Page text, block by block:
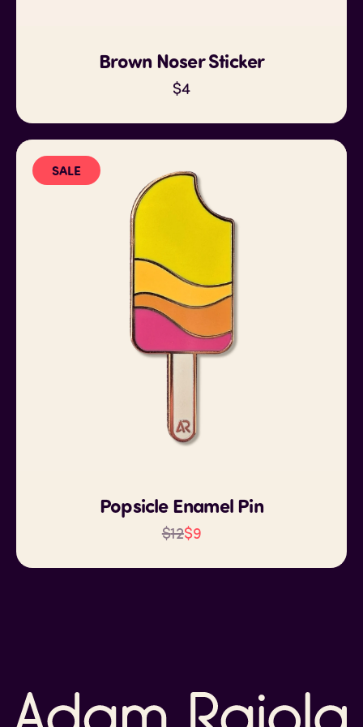
Brown Noser Sticker
$4
SALE
Popsicle Enamel Pin
$12$9